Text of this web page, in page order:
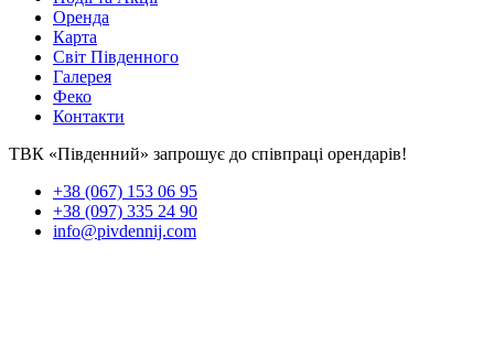
Оренда
Карта
Світ Південного
Галерея
Феко
Контакти
ТВК «Південний» запрошує до співпраці орендарів!
+38 (067) 153 06 95
+38 (097) 335 24 90
info@pivdennij.com